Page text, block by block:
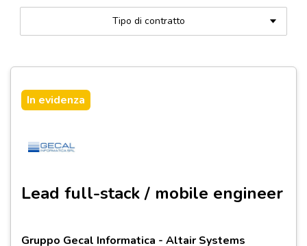
Tipo di contratto
In evidenza
Lead full-stack / mobile engineer
Gruppo Gecal Informatica - Altair Systems